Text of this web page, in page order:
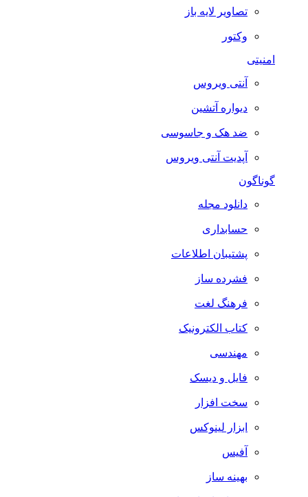
تصاویر لایه باز
وکتور
امنیتی
آنتی ویروس
دیواره آتشین
ضد هک و جاسوسی
آپدیت آنتی ویروس
گوناگون
دانلود مجله
حسابداری
پشتیبان اطلاعات
فشرده ساز
فرهنگ لغت
کتاب الکترونیک
مهندسی
فایل و دیسک
سخت افزار
ابزار لینوکس
آفیس
بهینه ساز